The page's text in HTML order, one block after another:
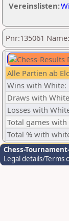
Vereinslisten:
Pnr:135061
Alle Partien ab
Wins with White:
Draws with
Losses with
Total games with
Total % with
Chess-
Legal details/Terms